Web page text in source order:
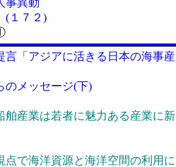
事異動
(１７２)
言「アジアに活きる日本の海事産
メッセージ(下)
産業は若者に魅力ある産業に新
海洋資源と海洋空間の利用に